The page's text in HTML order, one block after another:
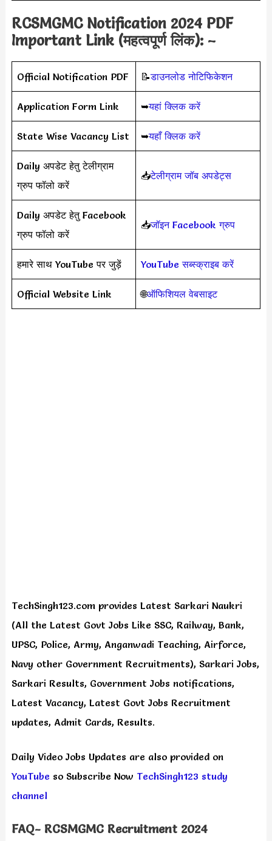
RCSMGMC Notification 2024 PDF
Important Link (महत्वपूर्ण लिंक): –
Official Notification PDF 📝डाउनलोड नोटिफिकेशन
Application Form Link ➥यहां क्लिक करें
State Wise Vacancy List ➥यहाँ क्लिक करें
Daily अपडेट हेतु टेलीग्राम
ग्रुप फॉलो करें
📥टेलीग्राम जॉब अपडेट्स
Daily अपडेट हेतु Facebook
ग्रुप फॉलो करें
📥जॉइन Facebook ग्रुप
हमारे साथ YouTube पर जुड़ें YouTube सब्स्क्राइब करें
Official Website Link 🌐ऑफिशियल वेबसाइट
TechSingh123.com provides Latest Sarkari Naukri
(All the Latest Govt Jobs Like SSC, Railway, Bank,
UPSC, Police, Army, Anganwadi Teaching, Airforce,
Navy other Government Recruitments), Sarkari Jobs,
Sarkari Results, Government Jobs notifications,
Latest Vacancy, Latest Govt Jobs Recruitment
updates, Admit Cards, Results.
Daily Video Jobs Updates are also provided on
YouTube so Subscribe Now TechSingh123 study
channel
FAQ- RCSMGMC Recruitment 2024